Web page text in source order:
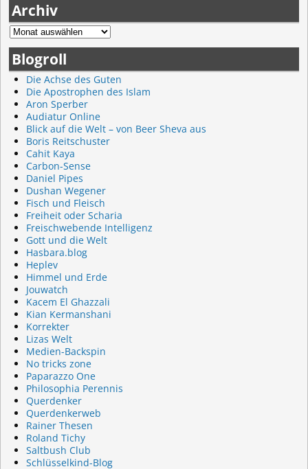
Archiv
Blogroll
Die Achse des Guten
Die Apostrophen des Islam
Aron Sperber
Audiatur Online
Blick auf die Welt – von Beer Sheva aus
Boris Reitschuster
Cahit Kaya
Carbon-Sense
Daniel Pipes
Dushan Wegener
Fisch und Fleisch
Freiheit oder Scharia
Freischwebende Intelligenz
Gott und die Welt
Hasbara.blog
Heplev
Himmel und Erde
Jouwatch
Kacem El Ghazzali
Kian Kermanshani
Korrekter
Lizas Welt
Medien-Backspin
No tricks zone
Paparazzo One
Philosophia Perennis
Querdenker
Querdenkerweb
Rainer Thesen
Roland Tichy
Saltbush Club
Schlüsselkind-Blog